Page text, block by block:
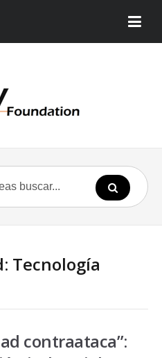
Tecnología
contraataca”: